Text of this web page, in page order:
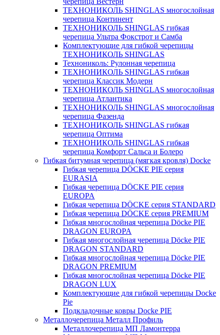
ТЕХНОНИКОЛЬ SHINGLAS многослойная
черепица Континент
ТЕХНОНИКОЛЬ SHINGLAS гибкая
черепица Ультра Фокстрот и Самба
Комплектующие для гибкой черепицы
ТЕХНОНИКОЛЬ SHINGLAS
Технониколь: Рулонная черепица
ТЕХНОНИКОЛЬ SHINGLAS гибкая
черепица Классик Модерн
ТЕХНОНИКОЛЬ SHINGLAS многослойная
черепица Атлантика
ТЕХНОНИКОЛЬ SHINGLAS многослойная
черепица Фазенда
ТЕХНОНИКОЛЬ SHINGLAS гибкая
черепица Оптима
ТЕХНОНИКОЛЬ SHINGLAS гибкая
черепица Комфорт Сальса и Болеро
Гибкая битумная черепица (мягкая кровля) Docke
Гибкая черепица DÖCKE PIE серия
EURASIA
Гибкая черепица DÖCKE PIE серия
EUROPA
Гибкая черепица DÖCKE серия STANDARD
Гибкая черепица DÖCKE серия PREMIUM
Гибкая многослойная черепица Döcke PIE
DRAGON EUROPA
Гибкая многослойная черепица Döcke PIE
DRAGON STANDARD
Гибкая многослойная черепица Döcke PIE
DRAGON PREMIUM
Гибкая многослойная черепица Döcke PIE
DRAGON LUX
Комплектующие для гибкой черепицы Docke
Pie
Подкладочные ковры Docke PIE
Металлочерепица Металл Профиль
Металлочерепица МП Ламонтерра